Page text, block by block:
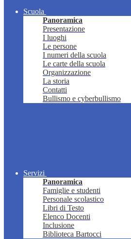
Scuola
Panoramica
Presentazione
I luoghi
Le persone
I numeri della scuola
Le carte della scuola
Organizzazione
La storia
Contatti
Bullismo e cyberbullismo
Servizi
Panoramica
Famiglie e studenti
Personale scolastico
Libri di Testo
Elenco Docenti
Inclusione
Biblioteca Bartocci